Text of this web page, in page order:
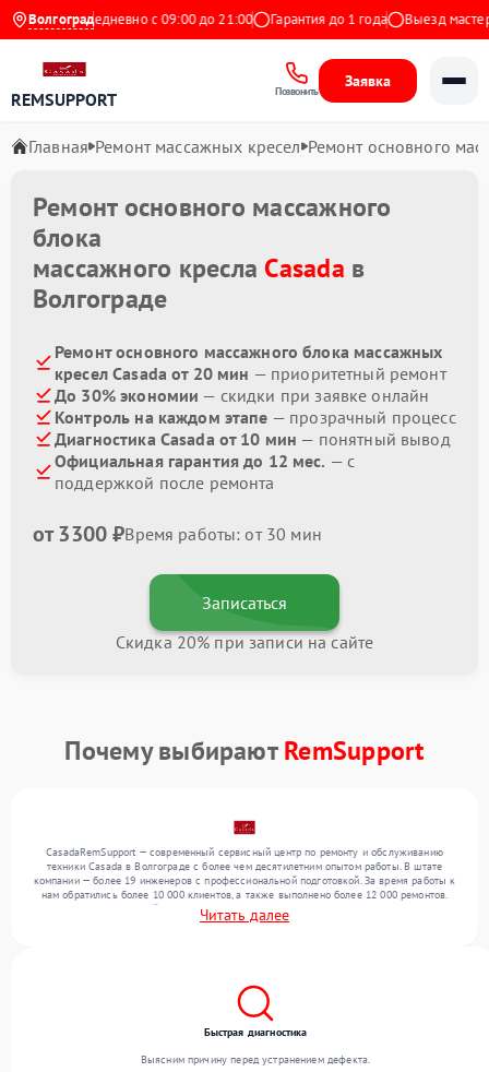
Волгоград
Ежедневно с 09:00 до 21:00 Гарантия до 1 года Выезд мастера
REMSUPPORT Позвонить
Заявка
Главная Ремонт массажных кресел Ремонт основного
Ремонт основного массажного
блока
массажного кресла Casada в
Волгограде
Ремонт основного массажного блока массажных
кресел Casada от 20 мин — приоритетный ремонт
До 30% экономии — скидки при заявке онлайн
Контроль на каждом этапе — прозрачный процесс
Диагностика Casada от 10 мин — понятный вывод
Официальная гарантия до 12 мес. — с
поддержкой после ремонта
от 3300 ₽Время работы: от 30 мин
Записаться
Скидка 20% при записи на сайте
Почему выбираютRemSupport
CasadaRemSupport — современный сервисный центр по ремонту и обслуживанию
техники Casada в Волгограде с более чем десятилетним опытом работы. В штате
компании — более 19 инженеров с профессиональной подготовкой. За время работы к
нам обратились более 10 000 клиентов, а также выполнено более 12 000 ремонтов.
Ежемесячно в сервисный центр поступает свыше 300 единиц техники, включая , , . Мы
устраняем поломки любой сложности и предлагаем стабильный уровень сервиса
Читать далее
Быстрая диагностика
Выясним причину перед устранением дефекта.